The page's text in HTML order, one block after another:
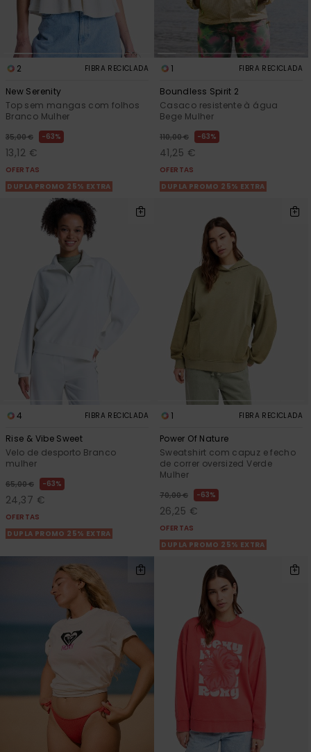
2 FIBRA RECICLADA
New Serenity
Top sem mangas com folhos
Branco Mulher
35,00 € 63%
13,12 €
OFERTAS
DUPLA PROMO 25% EXTRA
1 FIBRA RECICLADA
Boundless Spirit 2
Casaco resistente à água
Bege Mulher
110,00 € 63%
41,25 €
OFERTAS
DUPLA PROMO 25% EXTRA
4 FIBRA RECICLADA
Rise & Vibe Sweet
Velo de desporto Branco
mulher
65,00 € 63%
24,37 €
OFERTAS
DUPLA PROMO 25% EXTRA
1 FIBRA RECICLADA
Power Of Nature
Sweatshirt com capuz e fecho
de correr oversized Verde
Mulher
70,00 € 63%
26,25 €
OFERTAS
DUPLA PROMO 25% EXTRA